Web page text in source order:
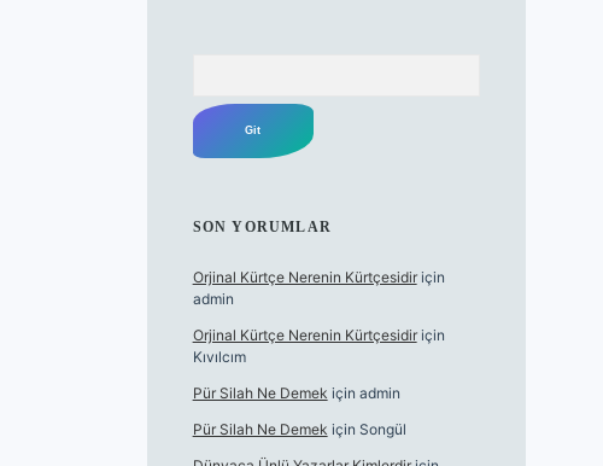
SON YORUMLAR
Orjinal Kürtçe Nerenin Kürtçesidiriçin
admin
Orjinal Kürtçe Nerenin Kürtçesidiriçin
Kıvılcım
Pür Silah Ne Demek için admin
Pür Silah Ne Demek için Songül